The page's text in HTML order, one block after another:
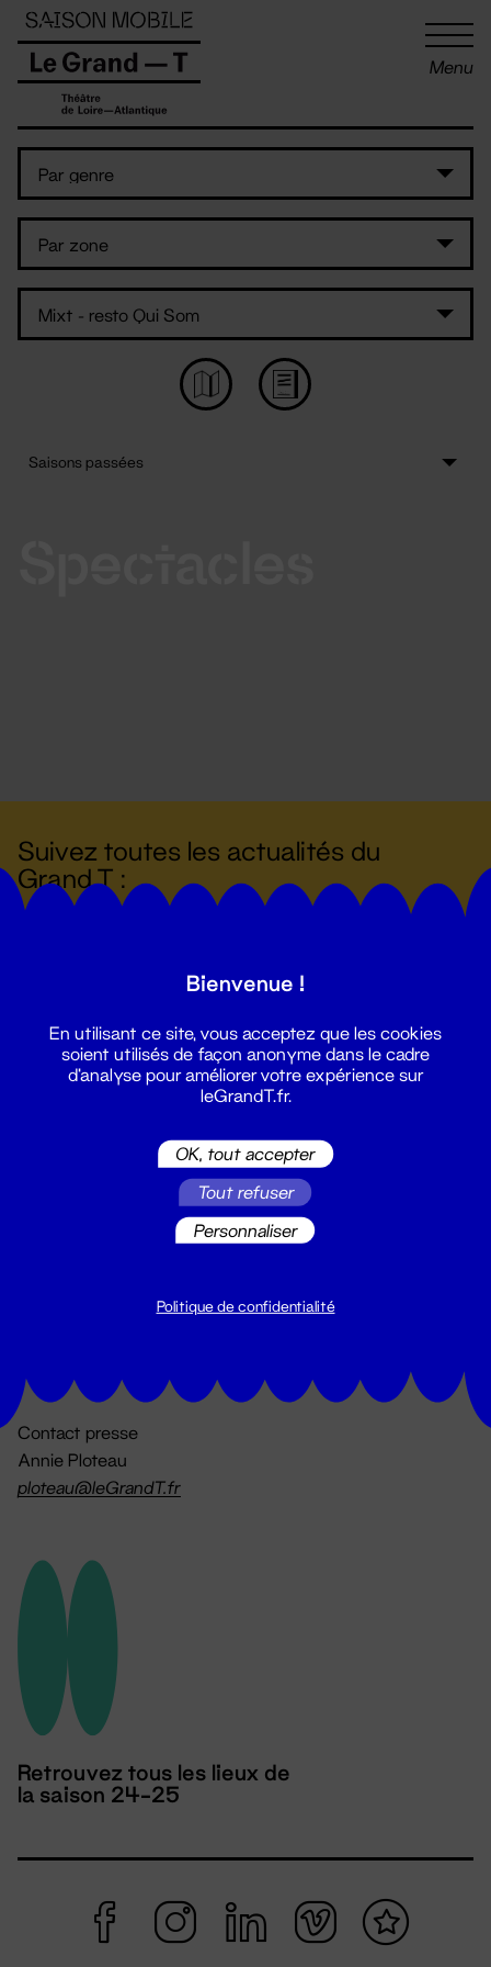
Menu
Suivez toutes les actualités du
Grand T :
billetterie@leGrandT.fr
Contact presse
Annie Ploteau
ploteau@leGrandT.fr
Retrouvez tous les lieux de
la saison 24-25
Panneau de gestion des cookies
Bienvenue !
En utilisant ce site, vous acceptez que les cookies
soient utilisés de façon anonyme dans le cadre
d'analyse pour améliorer votre expérience sur
leGrandT.fr.
OK, tout accepter
Tout refuser
Personnaliser
Politique de confidentialité